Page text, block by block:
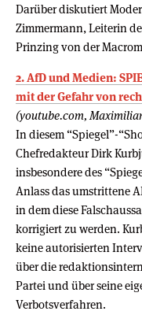
Darüber diskutiert
Zimmermann, Leiterin
Prinzing von der
2. AfD und Medien:
mit der Gefahr von
(youtube.com,
In diesem “Spiegel”-
Chefredakteur Dirk
insbesondere des
Anlass das umstrittene
in dem diese
korrigiert zu werden.
keine autorisierten
über die
Partei und über seine
Verbotsverfahren.